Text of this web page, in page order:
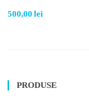
500,00 lei
PRODUSE